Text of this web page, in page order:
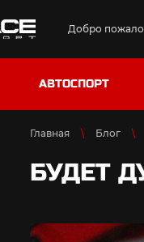
Добро
АВТОСПОРТ
Главная Блог
БУДЕТ